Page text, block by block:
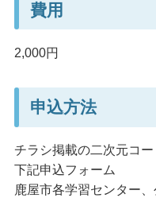
費用
2,000円
申込方法
チラシ掲載の二次元コー
下記申込フォーム
鹿屋市各学習センター